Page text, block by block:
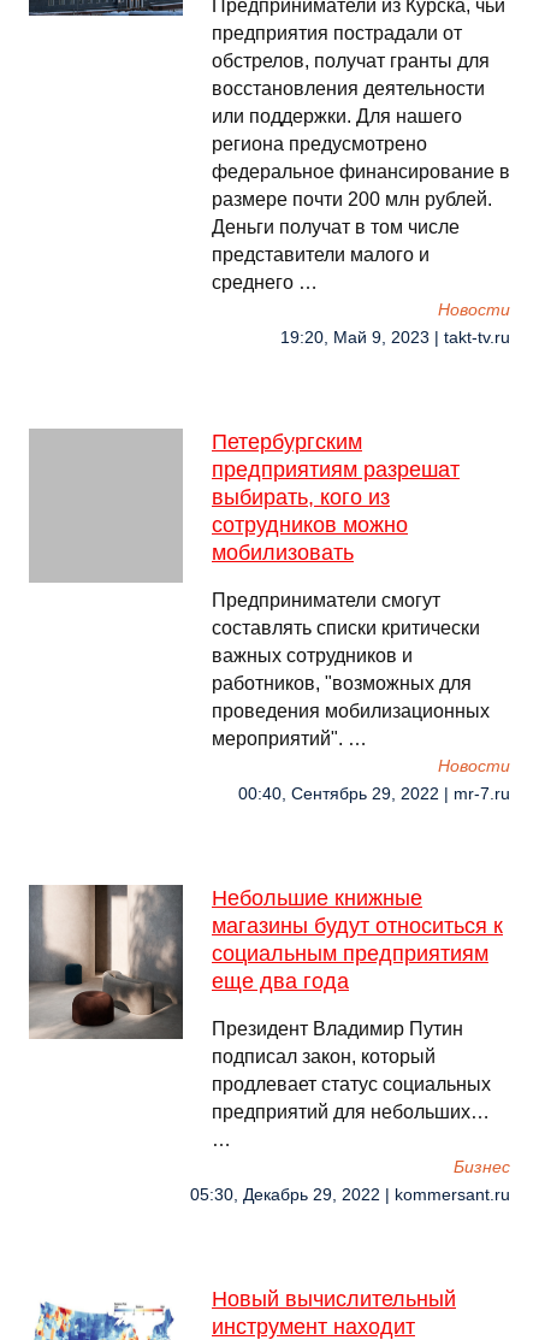
Предприниматели из Курска, чьи
предприятия пострадали от
обстрелов, получат гранты для
восстановления деятельности
или поддержки. Для нашего
региона предусмотрено
федеральное финансирование в
размере почти 200 млн рублей.
Деньги получат в том числе
представители малого и
среднего …
Новости
19:20, Май 9, 2023 | takt-tv.ru
Петербургским
предприятиям разрешат
выбирать, кого из
сотрудников можно
мобилизовать
Предприниматели смогут
составлять списки критически
важных сотрудников и
работников, "возможных для
проведения мобилизационных
мероприятий". …
Новости
00:40, Сентябрь 29, 2022 | mr-7.ru
Небольшие книжные
магазины будут относиться к
социальным предприятиям
еще два года
Президент Владимир Путин
подписал закон, который
продлевает статус социальных
предприятий для небольших…
…
Бизнес
05:30, Декабрь 29, 2022 | kommersant.ru
Новый вычислительный
инструмент находит